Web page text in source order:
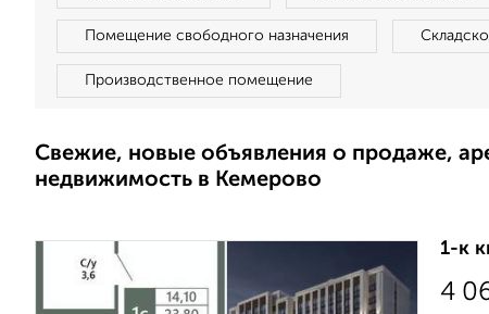
Помещение свободного назначения
Производственное помещение
Свежие, новые объявления о продаже,
недвижимость в Кемерово
1-к
4